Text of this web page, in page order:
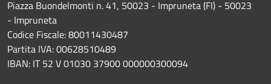
Piazza Buondelmonti n. 41, 50023 - Impruneta (FI) - 50023
- Impruneta
Codice Fiscale: 80011430487
Partita IVA: 00628510489
IBAN: IT 52 V 01030 37900 000000300094